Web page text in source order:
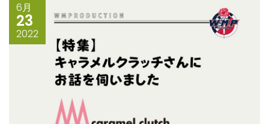
6月
23
2022